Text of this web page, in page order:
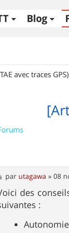
Blog
avec traces GPS)
M
e
s
s
a
par utagawa »08
des
: